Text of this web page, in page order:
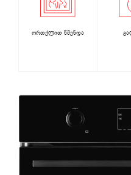
ორთქლით წმენდა